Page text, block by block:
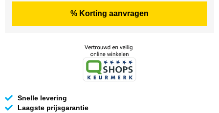
% Korting aanvragen
Snelle levering
Laagste prijsgarantie